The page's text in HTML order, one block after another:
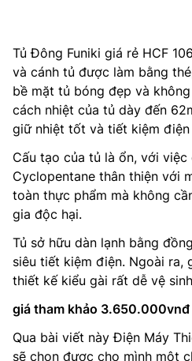
Tủ Đông Funiki giá rẻ HCF
và cánh tủ được làm bằng
bề mặt tủ bóng đẹp và
cách nhiệt của tủ dày đến
giữ nhiệt tốt và tiết kiệm điện
Cấu tạo của tủ là ổn, với
Cyclopentane thân thiện với
toàn thực phẩm mà không
gia độc hại.
Tủ sở hữu dàn lạnh bằng
siêu tiết kiệm điện. Ngoài ra,
thiết kế kiểu gài rất dễ vệ
giá tham khảo 3.650.000vnđ
Qua bài viết này Điện Máy
sẽ chọn được cho mình một